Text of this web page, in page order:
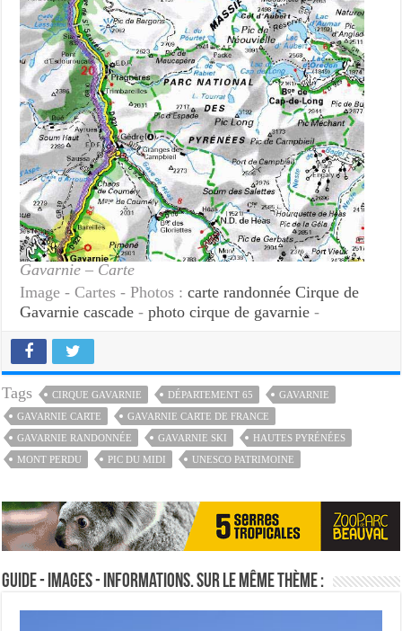
Gavarnie – Carte
Image - Cartes - Photos :carte randonnée Cirque de
Gavarnie cascade -photo cirque de gavarnie -
Tags CIRQUE GAVARNIE DÉPARTEMENT 65
GAVARNIE
GAVARNIE CARTE
GAVARNIE CARTE DE FRANCE
GAVARNIE RANDONNÉE
GAVARNIE SKI
HAUTES PYRÉNÉES
MONT PERDU
PIC DU MIDI UNESCO PATRIMOINE
Guide - Images - Informations. Sur le même thème :